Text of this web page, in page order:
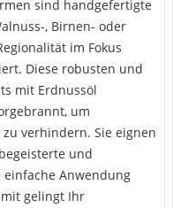
sind handgefertigte
, Birnen- oder
im Fokus
Diese robusten und
mit Erdnussöl
um
verhindern. Sie eignen
und
Anwendung
gelingt Ihr